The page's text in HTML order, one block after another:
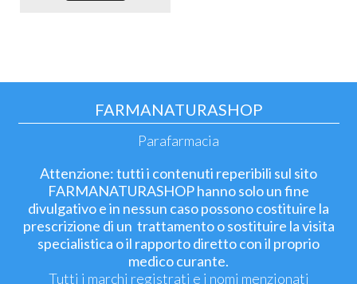
FARMANATURASHOP
Parafarmacia
Attenzione: tutti i contenuti reperibili sul sito
FARMANATURASHOP hanno solo un fine
divulgativo e in nessun caso possono costituire la
prescrizione di un trattamento o sostituire la visita
specialistica o il rapporto diretto con il proprio
medico curante.
Tutti i marchi registrati e i nomi menzionati